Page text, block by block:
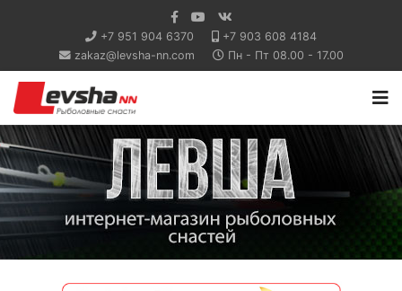
+7 951 904 6370
+7 903 608 4184
zakaz@levsha-nn.com
Пн - Пт 08.00 - 17.00